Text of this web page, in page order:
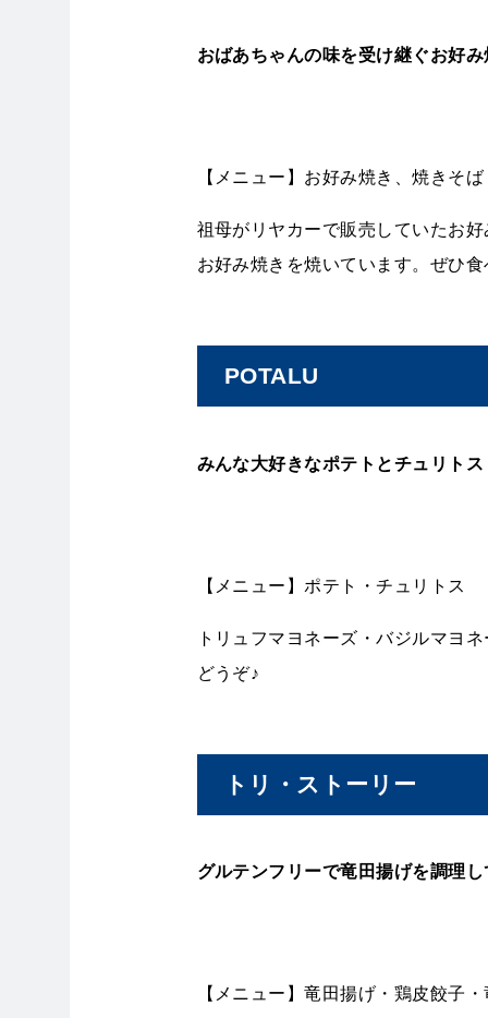
おばあちゃんの味を受け継ぐお好み
【メニュー】お好み焼き、焼きそば
祖母がリヤカーで販売していたお
お好み焼きを焼いています。ぜひ
POTALU
みんな大好きなポテトとチュリトス
【メニュー】ポテト・チュリトス
トリュフマヨネーズ・バジルマヨ
どうぞ♪
トリ・ストーリー
グルテンフリーで竜田揚げを調理
【メニュー】竜田揚げ・鶏皮餃子